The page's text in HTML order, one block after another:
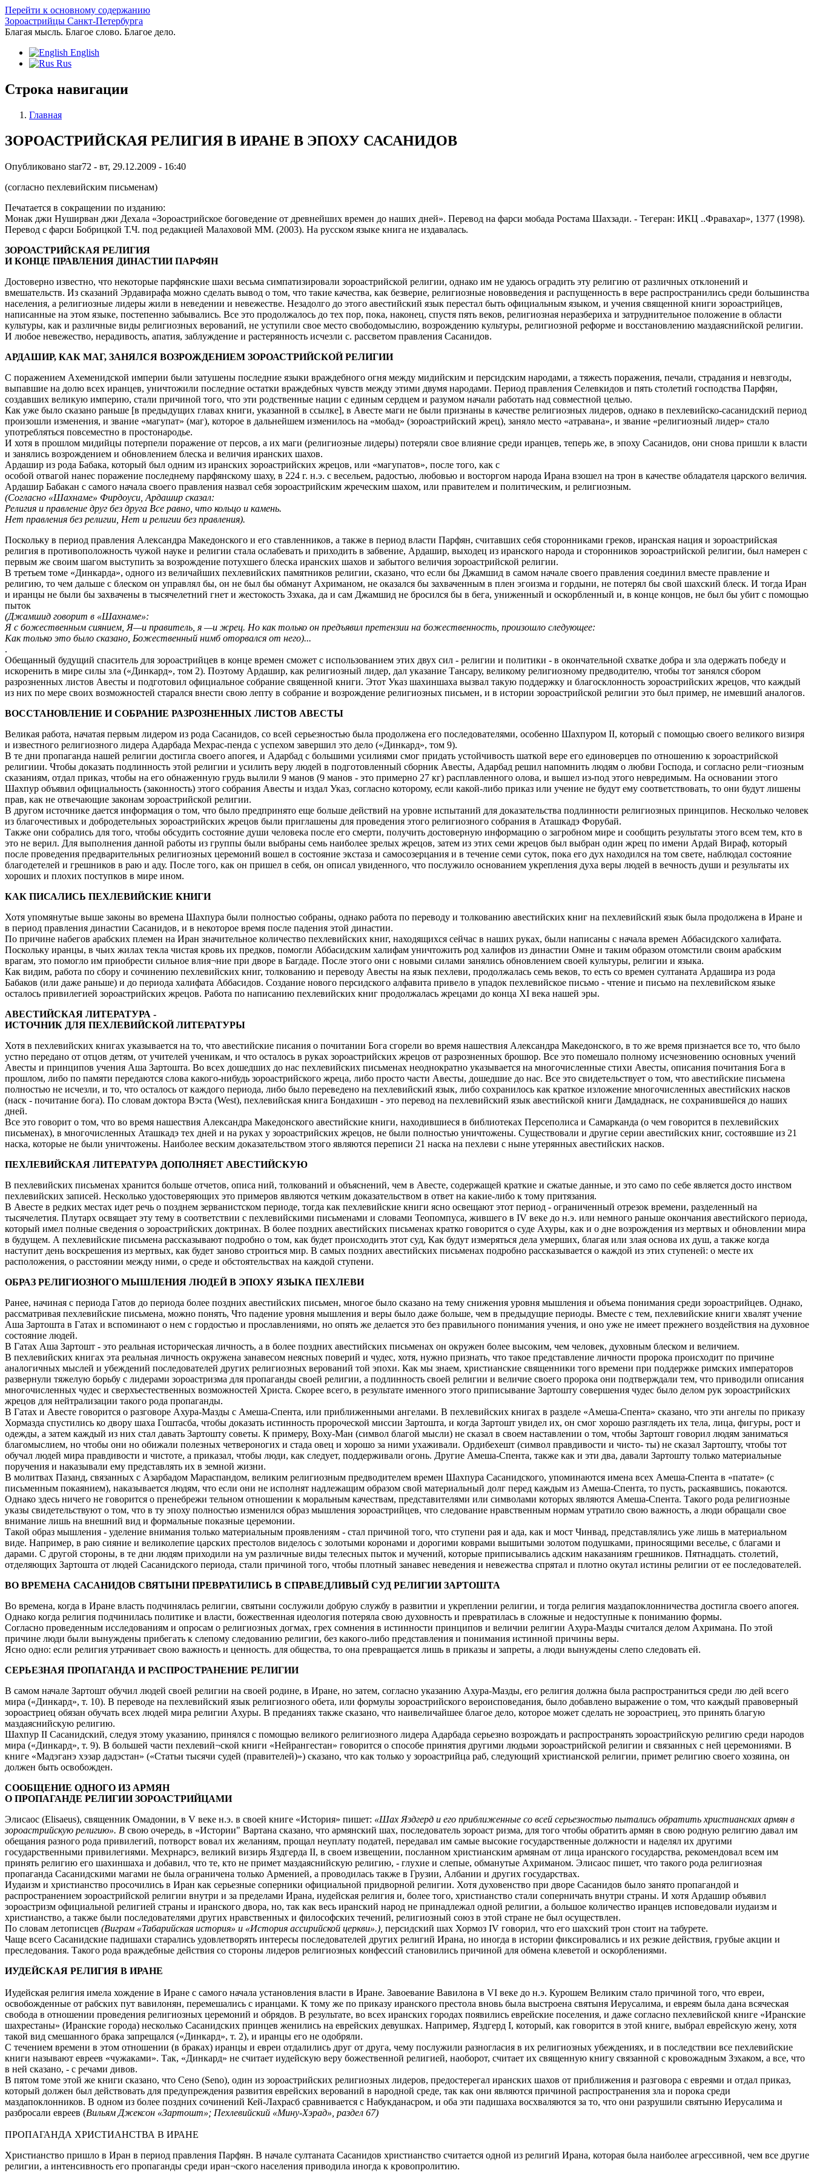
Перейти к основному содержанию
Зороастрийцы Санкт-Петербурга
Благая мысль. Благое слово. Благое дело.
English
Rus
Строка навигации
Главная
ЗОРОАСТРИЙСКАЯ РЕЛИГИЯ В ИРАНЕ В ЭПОХУ САСАНИДОВ
Опубликовано star72 - вт, 29.12.2009 - 16:40
(согласно пехлевийским письменам)
Печатается в сокращении по изданию:
Монак джи Нуширван джи Дехала «Зороастрийское боговедение от древнейших времен до наших дней». Перевод на фарси мобада Ростама Шахзади. - Тегеран: ИКЦ ..Фравахар», 1377 (1998).
Перевод с фарси Бобрицкой Т.Ч. под редакцией Малаховой ММ. (2003). На русском языке книга не издавалась.
ЗОРОАСТРИЙСКАЯ РЕЛИГИЯ
И КОНЦЕ ПРАВЛЕНИЯ ДИНАСТИИ ПАРФЯН
Достоверно известно, что некоторые парфянские шахи весьма симпатизировали зороастрийской религии, однако им не удаюсь оградить эту религию от различных отклонений и
вмешательств. Из сказаний Эрдавирафа можно сделать вывод о том, что такие качества, как безверие, религиозные нововведения и распущенность в вере распространились среди большинства
населения, а религиозные лидеры жили в неведении и невежестве. Незадолго до этого авестийский язык перестал быть официальным языком, и учения священной книги зороастрийцев,
написанные на этом языке, постепенно забывались. Все это продолжалось до тех пор, пока, наконец, спустя пять веков, религиозная неразбериха и затруднительное положение в области
культуры, как и различные виды религиозных верований, не уступили свое место свободомыслию, возрождению культуры, религиозной реформе и восстановлению маздаяснийской религии.
И любое невежество, нерадивость, апатия, заблуждение и растерянность исчезли с. рассветом правления Сасанидов.
АРДАШИР, КАК МАГ, ЗАНЯЛСЯ ВОЗРОЖДЕНИЕМ ЗОРОАСТРИЙСКОЙ РЕЛИГИИ
С поражением Ахеменидской империи были затушены последние языки враждебного огня между мидийским и персидским народами, а тяжесть поражения, печали, страдания и невзгоды,
выпавшие на долю всех иранцев, уничтожили последние остатки враждебных чувств между этими двумя народами. Период правления Селевкидов и пять столетий господства Парфян,
создавших великую империю, стали причиной того, что эти родственные нации с единым сердцем и разумом начали работать над совместной целью.
Как уже было сказано раньше [в предыдущих главах книги, указанной в ссылке], в Авесте маги не были признаны в качестве религиозных лидеров, однако в пехлевийско-сасанидский период
произошли изменения, и звание «магупат» (маг), которое в дальнейшем изменилось на «мобад» (зороастрийский жрец), заняло место «атравана», и звание «религиозный лидер» стало
употребляться повсеместно в простонародье.
И хотя в прошлом мидийцы потерпели поражение от персов, а их маги (религиозные лидеры) потеряли свое влияние среди иранцев, теперь же, в эпоху Сасанидов, они снова пришли к власти
и занялись возрождением и обновлением блеска и величия иранских шахов.
Ардашир из рода Бабака, который был одним из иранских зороастрийских жрецов, или «магупатов», после того, как с
особой отвагой нанес поражение последнему парфянскому шаху, в 224 г. н.э. с весельем, радостью, любовью и восторгом народа Ирана взошел на трон в качестве обладателя царского величия.
Ардашир Бабакан с самого начала своего правления назвал себя зороастрийским жреческим шахом, или правителем и политическим, и религиозным.
(Согласно «Шахнаме» Фирдоуси, Ардашир сказал:
Религия и правление друг без друга Все равно, что кольцо и камень.
Нет правления без религии, Нет и религии без правления).
Поскольку в период правления Александра Македонского и его ставленников, а также в период власти Парфян, считавших себя сторонниками греков, иранская нация и зороастрийская
религия в противоположность чужой науке и религии стала ослабевать и приходить в забвение, Ардашир, выходец из иранского народа и сторонников зороастрийской религии, был намерен с
первым же своим шагом выступить за возрождение потухшего блеска иранских шахов и забытого величия зороастрийской религии.
В третьем томе «Динкарда», одного из величайших пехлевийских памятников религии, сказано, что если бы Джамшид в самом начале своего правления соединил вместе правление и
религию, то чем дальше с блеском он управлял бы, он не был бы обманут Ахриманом, не оказался бы захваченным в плен эгоизма и гордыни, не потерял бы свой шахский блеск. И тогда Иран
и иранцы не были бы захвачены в тысячелетний гнет и жестокость Зэхака, да и сам Джамшид не бросился бы в бега, униженный и оскорбленный и, в конце концов, не был бы убит с помощью
пыток
(Джамшид говорит в «Шахнаме»:
Я с божественным сиянием, Я—и правитель, я —и жрец. Но как только он предъявил претензии на божественность, произошло следующее:
Как только это было сказано, Божественный нимб оторвался от него)...
.
Обещанный будущий спаситель для зороастрийцев в конце времен сможет с использованием этих двух сил - религии и политики - в окончательной схватке добра и зла одержать победу и
искоренить в мире силы зла («Динкард», том 2). Поэтому Ардашир, как религиозный лидер, дал указание Тансару, великому религиозному предводителю, чтобы тот занялся сбором
разрозненных листов Авесты и подготовил официальное собрание священной книги. Этот Указ шахиншаха вызвал такую поддержку и благосклонность зороастрийских жрецов, что каждый
из них по мере своих возможностей старался внести свою лепту в собрание и возрождение религиозных письмен, и в истории зороастрийской религии это был пример, не имевший аналогов.
ВОССТАНОВЛЕНИЕ И СОБРАНИЕ РАЗРОЗНЕННЫХ ЛИСТОВ АВЕСТЫ
Великая работа, начатая первым лидером из рода Сасанидов, со всей серьезностью была продолжена его последователями, особенно Шахпуром II, который с помощью своего великого визиря
и известного религиозного лидера Адарбада Мехрас-пенда с успехом завершил это дело («Динкард», том 9).
В те дни пропаганда нашей религии достигла своего апогея, и Адарбад с большими усилиями смог придать устойчивость шаткой вере его единоверцев по отношению к зороастрийской
религиии. Чтобы доказать подлинность этой религии и усилить веру людей в подготовленный сборник Авесты, Адарбад решил напомнить людям о любви Господа, и согласно рели¬гиозным
сказаниям, отдал приказ, чтобы на его обнаженную грудь вылили 9 манов (9 манов - это примерно 27 кг) расплавленного олова, и вышел из-под этого невредимым. На основании этого
Шахпур объявил официальность (законность) этого собрания Авесты и издал Указ, согласно которому, если какой-либо приказ или учение не будут ему соответствовать, то они будут лишены
прав, как не отвечающие законам зороастрийской религии.
В другом источнике дается информация о том, что было предпринято еще больше действий на уровне испытаний для доказательства подлинности религиозных принципов. Несколько человек
из благочестивых и добродетельных зороастрийских жрецов были приглашены для проведения этого религиозного собрания в Аташкадэ Форубай.
Также они собрались для того, чтобы обсудить состояние души человека после его смерти, получить достоверную информацию о загробном мире и сообщить результаты этого всем тем, кто в
это не верил. Для выполнения данной работы из группы были выбраны семь наиболее зрелых жрецов, затем из этих семи жрецов был выбран один жрец по имени Ардай Вираф, который
после проведения предварительных религиозных церемоний вошел в состояние экстаза и самосозерцания и в течение семи суток, пока его дух находился на том свете, наблюдал состояние
благодетелей и грешников в раю и аду. После того, как он пришел в себя, он описал увиденного, что послужило основанием укрепления духа веры людей в вечность души и результаты их
хороших и плохих поступков в мире ином.
КАК ПИСАЛИСЬ ПЕХЛЕВИЙСКИЕ КНИГИ
Хотя упомянутые выше законы во времена Шахпура были полностью собраны, однако работа по переводу и толкованию авестийских книг на пехлевийский язык была продолжена в Иране и
в период правления династии Сасанидов, и в некоторое время после падения этой династии.
По причине набегов арабских племен на Иран значительное количество пехлевийских книг, находящихся сейчас в наших руках, были написаны с начала времен Аббасидского халифатa.
Поскольку иранцы, в чьих жилах текла чистая кровь их предков, помогли Аббасидским халифам уничтожить род халифов из династии Омне и таким образом отомстили своим арабским
врагам, это помогло им приобрести сильное влия¬ние при дворе в Багдаде. После этого они с новыми силами занялись обновлением своей культуры, религии и языка.
Как видим, работа по сбору и сочинению пехлевийских книг, толкованию и переводу Авесты на язык пехлеви, продолжалась семь веков, то есть со времен султаната Ардашира из рода
Бабаков (или даже раньше) и до периода халифата Аббасидов. Создание нового персидского алфавита привело в упадок пехлевийское письмо - чтение и письмо на пехлевийском языке
осталось привилегией зороастрийских жрецов. Работа по написанию пехлевийских книг продолжалась жрецами до конца XI века нашей эры.
АВЕСТИЙСКАЯ ЛИТЕРАТУРА -
ИСТОЧНИК ДЛЯ ПЕХЛЕВИЙСКОЙ ЛИТЕРАТУРЫ
Хотя в пехлевийских книгах указывается на то, что авестийские писания о почитании Бога сгорели во время нашествия Александра Македонского, в то же время признается все то, что было
устно передано от отцов детям, от учителей ученикам, и что осталось в руках зороастрийских жрецов от разрозненных брошюр. Все это помешало полному исчезновению основных учений
Авесты и принципов учения Аша Зартошта. Во всех дошедших до нас пехлевийских письменах неоднократно указывается на многочисленные стихи Авесты, описания почитания Бога в
прошлом, либо по памяти передаются слова какого-нибудь зороастрийского жреца, либо просто части Авесты, дошедшие до нас. Все это свидетельствует о том, что авестийские письмена
полностью не исчезли, и то, что осталось от каждого периода, либо было переведено на пехлевийский язык, либо сохранилось как краткое изложение многочисленных авестийских насков
(наск - почитание бога). По словам доктора Вэста (West), пехлевийская книга Бондахишн - это перевод на пехлевийский язык авестийской книги Дамдаднаск, не сохранившейся до наших
дней.
Все это говорит о том, что во время нашествия Александра Македонского авестийские книги, находившиеся в библиотеках Персеполиса и Самарканда (о чем говорится в пехлевийских
письменах), в многочисленных Аташкадэ тех дней и на руках у зороастрийских жрецов, не были полностью уничтожены. Существовали и другие серии авестийских книг, состоявшие из 21
наска, которые не были уничтожены. Наиболее веским доказательством этого являются переписи 21 наска на пехлеви с ныне утерянных авестийских насков.
ПЕХЛЕВИЙСКАЯ ЛИТЕРАТУРА ДОПОЛНЯЕТ АВЕСТИЙСКУЮ
В пехлевийских письменах хранится больше отчетов, описа ний, толкований и объяснений, чем в Авесте, содержащей краткие и сжатые данные, и это само по себе является досто инством
пехлевийских записей. Несколько удостоверяющих это примеров являются четким доказательством в ответ на какие-либо к тому притязания.
В Авесте в редких местах идет речь о позднем зерванистском периоде, тогда как пехлевийские книги ясно освещают этот период - ограниченный отрезок времени, разделенный на
тысячелетия. Плутарх освящает эту тему в соответствии с пехлевийскими письменами и словами Теопомпуса, жившего в IV веке до н.э. или немного раньше окончания авестийского периода,
который имел полные сведения о зороастрийских доктринах. В более поздних авестийских письменах кратко говорится о суде Ахуры, как и о дне возрождения из мертвых и обновлении мира
в будущем. А пехлевийские письмена рассказывают подробно о том, как будет происходить этот суд, Как будут измеряться дела умерших, благая или злая основа их душ, а также когда
наступит день воскрешения из мертвых, как будет заново строиться мир. В самых поздних авестийских письменах подробно рассказывается о каждой из этих ступеней: о месте их
расположения, о расстоянии между ними, о среде и обстоятельствах на каждой ступени.
ОБРАЗ РЕЛИГИОЗНОГО МЫШЛЕНИЯ ЛЮДЕЙ В ЭПОХУ ЯЗЫКА ПЕХЛЕВИ
Ранее, начиная с периода Гатов до периода более поздних авестийских письмен, многое было сказано на тему снижения уровня мышления и объема понимания среди зороастрийцев. Однако,
рассматривая пехлевийские письмена, можно понять, Что падение уровня мышления и веры было даже больше, чем в предыдущие периоды. Вместе с тем, пехлевийские книги хвалят учение
Аша Зартошта в Гатах и вспоминают о нем с гордостью и прославлениями, но опять же делается это без правильного понимания учения, и оно уже не имеет прежнего воздействия на духовное
состояние людей.
В Гатах Аша Зартошт - это реальная историческая личность, а в более поздних авестийских письменах он окружен более высоким, чем человек, духовным блеском и величием.
В пехлевийских книгах эта реальная личность окружена занавесом неясных поверий и чудес, хотя, нужно признать, что такое представление личности пророка происходит по причине
аналогичных мыслей и убеждений последователей других религиозных верований той эпохи. Как мы знаем, христианские священники того времени при поддержке римских императоров
развернули тяжелую борьбу с лидерами зороастризма для пропаганды своей религии, а подлинность своей религии и величие своего пророка они подтверждали тем, что приводили описания
многочисленных чудес и сверхъестественных возможностей Христа. Скорее всего, в результате именного этого приписывание Зартошту совершения чудес было делом рук зороастрийских
жрецов для нейтрализации такого рода пропаганды.
В Гатах и Авесте говорится о разговоре Ахура-Мазды с Амеша-Спента, или приближенными ангелами. В пехлевийских книгах в разделе «Амеша-Спента» сказано, что эти ангелы по приказу
Хормазда спустились ко двору шаха Гоштасба, чтобы доказать истинность пророческой миссии Зартошта, и когда Зартошт увидел их, он смог хорошо разглядеть их тела, лица, фигуры, рост и
одежды, а затем каждый из них стал давать Зартошту советы. К примеру, Воху-Ман (символ благой мысли) не сказал в своем наставлении о том, чтобы Зартошт говорил людям заниматься
благомыслием, но чтобы они но обижали полезных четвероногих и стада овец и хорошо за ними ухаживали. Ордибехешт (символ правдивости и чисто- ты) не сказал Зартошту, чтобы тот
обучал людей мира правдивости и чистоте, а приказал, чтобы люди, как следует, поддерживали огонь. Другие Амеша-Спента, также как и эти два, давали Зартошту только материальные
поручения и наказывали ему представлять их в земной жизни.
В молитвах Пазанд, связанных с Азарбадом Мараспандом, великим религиозным предводителем времен Шахпура Сасанидского, упоминаются имена всех Амеша-Спента в «патате» (с
письменным покаянием), наказывается людям, что если они не исполнят надлежащим образом свой материальный долг перед каждым из Амеша-Спента, то пусть, раскаявшись, покаются.
Однако здесь ничего не говорится о пренебрежи тельном отношении к моральным качествам, представителями или символами которых являются Амеша-Спента. Такого рода религиозные
указы свидетельствуют о том, что в ту эпоху полностью изменился образ мышления зороастрийцев, что следование нравственным нормам утратило свою важность, а люди обращали свое
внимание лишь на внешний вид и формальные показные церемонии.
Такой образ мышления - уделение внимания только материальным проявлениям - стал причиной того, что ступени рая и ада, как и мост Чинвад, представлялись уже лишь в материальном
виде. Например, в раю сияние и великолепие царских престолов виделось с золотыми коронами и дорогими коврами вышитыми золотом подушками, приносящими веселье, с благами и
дарами. С другой стороны, в те дни людям приходили на ум различные виды телесных пыток и мучений, которые приписывались адским наказаниям грешников. Пятнадцать. столетий,
отделяющих Зартошта от людей Сасанидского периода, стали причиной того, чтобы плотный занавес неведения и невежества спрятал и плотно окутал истины религии от ее последователей.
ВО ВРЕМЕНА САСАНИДОВ СВЯТЫНИ ПРЕВРАТИЛИСЬ В СПРАВЕДЛИВЫЙ СУД РЕЛИГИИ ЗАРТОШТА
Во времена, когда в Иране власть подчинялась религии, святыни сослужили добрую службу в развитии и укреплении религии, и тогда религия маздапоклонничества достигла своего апогея.
Однако когда религия подчинилась политике и власти, божественная идеология потеряла свою духовность и превратилась в сложные и недоступные к пониманию формы.
Согласно проведенным исследованиям и опросам о религиозных догмах, грех сомнения в истинности принципов и величии религии Ахура-Мазды считался делом Ахримана. По этой
причине люди были вынуждены прибегать к слепому следованию религии, без какого-либо представления и понимания истинной причины веры.
Ясно одно: если религия утрачивает свою важность и ценность. для общества, то она превращается лишь в приказы и запреты, а люди вынуждены слепо следовать ей.
СЕРЬЕЗНАЯ ПРОПАГАНДА И РАСПРОСТРАНЕНИЕ РЕЛИГИИ
В самом начале Зартошт обучил людей своей религии на своей родине, в Иране, но затем, согласно указанию Ахура-Мазды, его религия должна была распространиться среди лю дей всего
мира («Динкард», т. 10). В переводе на пехлевийский язык религиозного обета, или формулы зороастрийского вероисповедания, было добавлено выражение о том, что каждый правоверный
зороастриец обязан обучать всех людей мира религии Ахуры. В преданиях также сказано, что наивеличайшее благое дело, которое может сделать не зороастриец, это принять благую
маздаяснийскую религию.
Шахпур II Сасанидский, следуя этому указанию, принялся с помощью великого религиозного лидера Адарбада серьезно возрождать и распространять зороастрийскую религию среди народов
мира («Динкард», т. 9). В большей части пехлевий¬ской книги «Нейрангестан» говорится о способе принятия другими людьми зороастрийской религии и связанных с ней церемониями. В
книге «Мадэганэ хэзар дадэстан» («Статьи тысячи судей (правителей)») сказано, что как только у зороастрийца раб, следующий христианской религии, примет религию своего хозяина, он
должен быть освобожден.
СООБЩЕНИЕ ОДНОГО ИЗ АРМЯН
О ПРОПАГАНДЕ РЕЛИГИИ ЗОРОАСТРИЙЦАМИ
Элисаос (Elisaeus), священник Омадонии, в V веке н.э. в своей книге «История» пишет: «Шах Яздгерд и его приближенные со всей серьезностью пытались обратить христианских армян в
зороастрийскую религию». В свою очередь, в «Истории" Вартана сказано, что армянский шах, последователь зороаст ризма, для того чтобы обратить армян в свою родную религию давал им
обещания разного рода привилегий, потворст вовал их желаниям, прощал неуплату податей, передавал им самые высокие государственные должности и наделял их другими
государственными привилегиями. Мехрнарсэ, великий визирь Яздгерда II, в своем извещении, посланном христианским армянам от лица иранского государства, рекомендовал всем им
принять религию его шахиншаха и добавил, что те, кто не примет маздаяснийскую религию, - глухие и слепые, обманутые Ахриманом. Элисаос пишет, что такого рода религиозная
пропаганда Сасанидскими магами не была ограничена только Арменией, а проводилась также в Грузии, Албании и других государствах.
Иудаизм и христианство просочились в Иран как серьезные соперники официальной придворной религии. Хотя духовенство при дворе Сасанидов было занято пропагандой и
распространением зороастрийской религии внутри и за пределами Ирана, иудейская религия и, более того, христианство стали соперничать внутри страны. И хотя Ардашир объявил
зороастризм официальной религией страны и иранского двора, но, так как весь иранский народ не принадлежал одной религии, а большое количество иранцев исповедовали иудаизм и
христианство, а также были последователями других нравственных и философских течений, религиозный союз в этой стране не был осуществлен.
По словам летописцев (Виграм «Табарийская история» и «История ассирийской церкви».), персидский шах Хормоз IV говорил, что его шахский трон стоит на табурете.
Чаще всего Сасанидские падишахи старались удовлетворять интересы последователей других религий Ирана, но иногда в истории фиксировались и их резкие действия, грубые акции и
преследования. Такого рода враждебные действия со стороны лидеров религиозных конфессий становились причиной для обмена клеветой и оскорблениями.
ИУДЕЙСКАЯ РЕЛИГИЯ В ИРАНЕ
Иудейская религия имела хождение в Иране с самого начала установления власти в Иране. Завоевание Вавилона в VI веке до н.э. Курошем Великим стало причиной того, что евреи,
освобожденные от рабских пут вавилонян, перемешались с иранцами. К тому же по приказу иранского престола вновь была выстроена святыня Иерусалима, и евреям была дана всяческая
свобода в отношении проведения религиозных церемоний и обрядов. В результате, во всех иранских городах появились еврейские поселения, и даже согласно пехлевийской книге «Иранские
шахрестаны» (Иранские города) несколько Сасанидских принцев женились на еврейских девушках. Например, Яздгерд I, который, как говорится в этой книге, выбрал еврейскую жену, хотя
такой вид смешанного брака запрещался («Динкард», т. 2), и иранцы его не одобряли.
С течением времени в этом отношении (в браках) иранцы и евреи отдалились друг от друга, чему послужили разногласия в их религиозных убеждениях, и в последствии все пехлевийские
книги называют евреев «чужаками». Так, «Динкард» не считает иудейскую веру божественной религией, наоборот, считает их священную книгу связанной с кровожадным Зэхаком, а все, что
в ней сказано, - с речами дивов.
В пятом томе этой же книги сказано, что Сено (Seno), один из зороастрийских религиозных лидеров, предостерегал иранских шахов от приближения и разговора с евреями и отдал приказ,
который должен был действовать для предупреждения развития еврейских верований в народной среде, так как они являются причиной распространения зла и порока среди
маздапоклонников. В одном из более поздних сочинений Кей-Лахрасб сравнивается с Набукданасром, и оба эти падишаха восхваляются за то, что они разрушили святыню Иерусалима и
разбросали евреев (Вильям Джексон «Зартошт»; Пехлевийский «Мину-Хэрад», раздел 67)
ПРОПАГАНДА ХРИСТИАНСТВА В ИРАНЕ
Христианство пришло в Иран в период правления Парфян. В начале султаната Сасанидов христианство считается одной из религий Ирана, которая была наиболее агрессивной, чем все другие
религии, а интенсивность его пропаганды среди иран¬ского населения приводила иногда к кровопролитию.